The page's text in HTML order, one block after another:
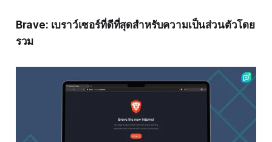
Brave: เบราว์เซอร์ที่ดีที่สุดสำหรับความเป็นส่วนตัวโดย
รวม